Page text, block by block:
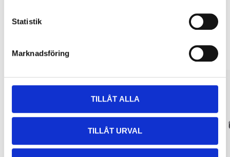
Statistik
Marknadsföring
TILLÅT ALLA
TILLÅT URVAL
Other customers also bought